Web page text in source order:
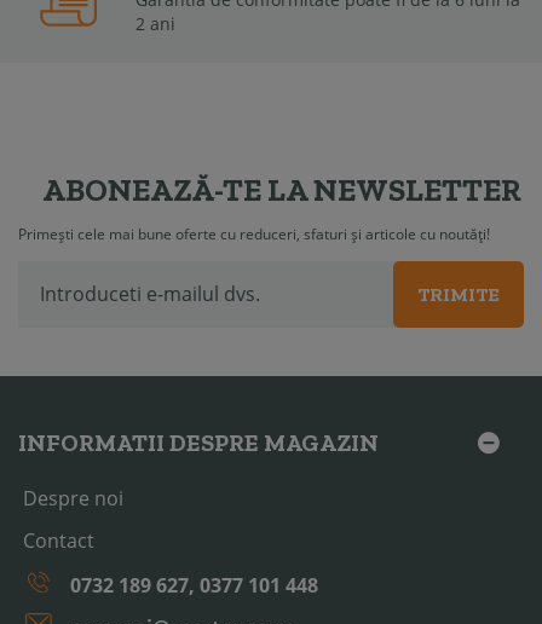
2 ani
ABONEAZĂ-TE LA NEWSLETTER
Primești cele mai bune oferte cu reduceri, sfaturi și articole cu noutăți!
TRIMITE
INFORMATII DESPRE MAGAZIN
Despre noi
Contact
0732 189 627, 0377 101 448